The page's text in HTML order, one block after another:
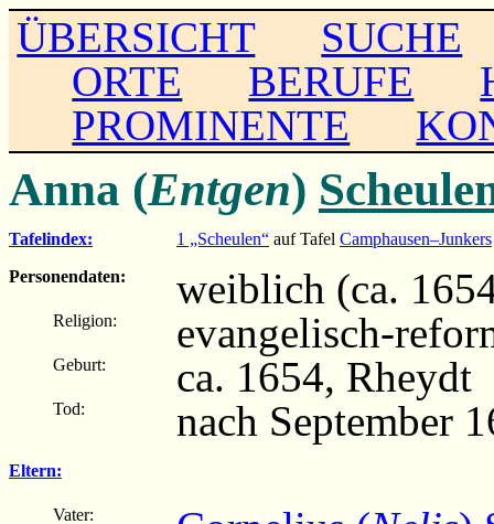
ÜBERSICHT
SUCHE
ORTE
BERUFE
PROMINENTE
Anna (Entgen)
Tafelindex: 1 „Scheulen“ auf Tafel Camphausen–Junkers
Personendaten:
weiblich (ca.
Religion: evangelisch-
Geburt: ca. 1654, Rheydt
Tod: nach September
Eltern:
Vater: